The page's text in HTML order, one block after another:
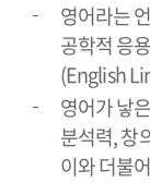
영어라는
공학적 응
(English
영어가 낳
분석력, 창
이와 더불